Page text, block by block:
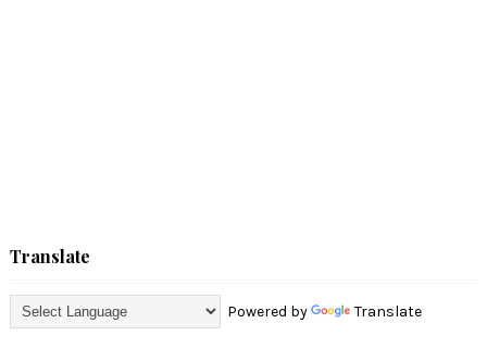
Translate
Powered by Translate